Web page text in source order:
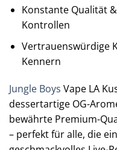
Konstante Qualität
Kontrollen
Vertrauenswürdige
Kennern
Jungle Boys Vape LA
dessertartige OG-
bewährte Premium-
– perfekt für alle, die